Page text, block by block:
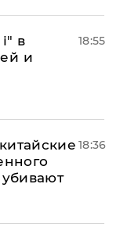
в
и
18:55
18:36